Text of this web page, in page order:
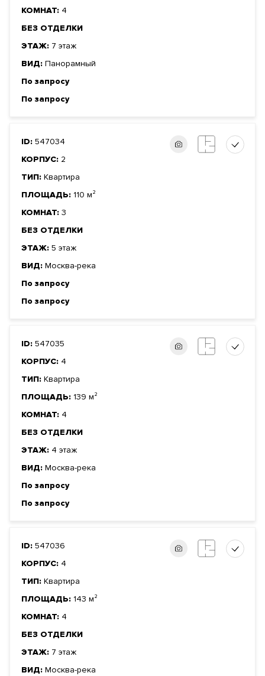
КОМНАТ: 4
БЕЗ ОТДЕЛКИ
ЭТАЖ: 7 этаж
ВИД: Панорамный
По запросу
По запросу
ID: 547034
КОРПУС: 2
ТИП: Квартира
ПЛОЩАДЬ: 110 м²
КОМНАТ: 3
БЕЗ ОТДЕЛКИ
ЭТАЖ: 5 этаж
ВИД: Москва-река
По запросу
По запросу
ID: 547035
КОРПУС: 4
ТИП: Квартира
ПЛОЩАДЬ: 139 м²
КОМНАТ: 4
БЕЗ ОТДЕЛКИ
ЭТАЖ: 4 этаж
ВИД: Москва-река
По запросу
По запросу
ID: 547036
КОРПУС: 4
ТИП: Квартира
ПЛОЩАДЬ: 143 м²
КОМНАТ: 4
БЕЗ ОТДЕЛКИ
ЭТАЖ: 7 этаж
ВИД: Москва-река